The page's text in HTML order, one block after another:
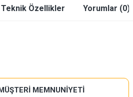
Teknik Özellikler Yorumlar (0)
MEMNUNİYETİ